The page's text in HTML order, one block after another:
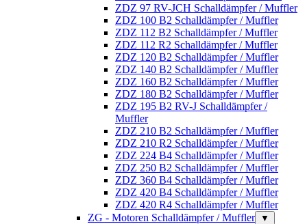
ZDZ 97 RV-JCH Schalldämpfer / Muffler
ZDZ 100 B2 Schalldämpfer / Muffler
ZDZ 112 B2 Schalldämpfer / Muffler
ZDZ 112 R2 Schalldämpfer / Muffler
ZDZ 120 B2 Schalldämpfer / Muffler
ZDZ 140 B2 Schalldämpfer / Muffler
ZDZ 160 B2 Schalldämpfer / Muffler
ZDZ 180 B2 Schalldämpfer / Muffler
ZDZ 195 B2 RV-J Schalldämpfer /
Muffler
ZDZ 210 B2 Schalldämpfer / Muffler
ZDZ 210 R2 Schalldämpfer / Muffler
ZDZ 224 B4 Schalldämpfer / Muffler
ZDZ 250 B2 Schalldämpfer / Muffler
ZDZ 360 B4 Schalldämpfer / Muffler
ZDZ 420 B4 Schalldämpfer / Muffler
ZDZ 420 R4 Schalldämpfer / Muffler
ZG - Motoren Schalldämpfer / Muffler
▼